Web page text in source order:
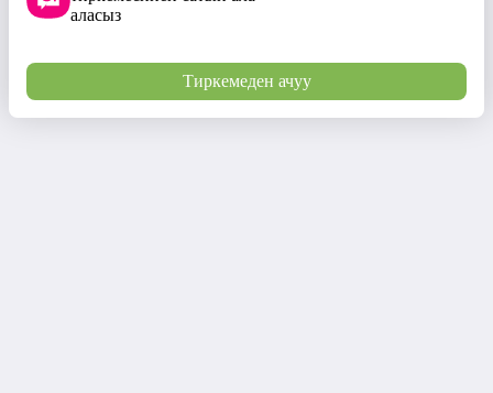
аласыз
Тиркемеден ачуу